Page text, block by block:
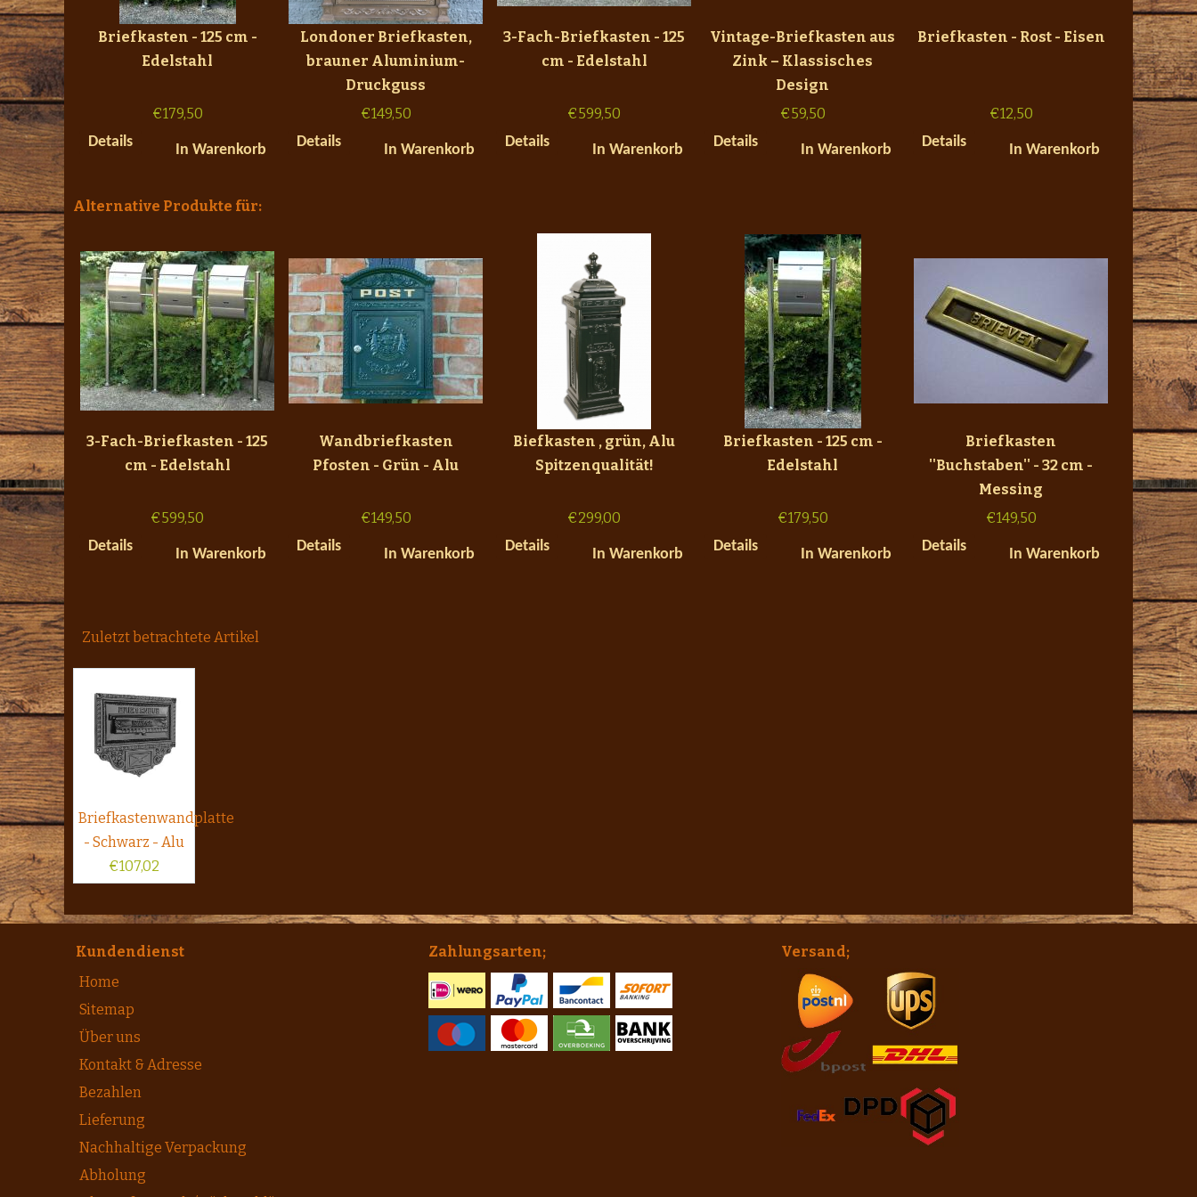
Briefkasten - 125 cm -
Edelstahl
€179,50
Details
In Warenkorb
Londoner Briefkasten,
brauner Aluminium-
Druckguss
€149,50
Details
In Warenkorb
3-Fach-Briefkasten - 125
cm - Edelstahl
€599,50
Details
In Warenkorb
Vintage-Briefkasten aus
Zink – Klassisches
Design
€59,50
Details
In Warenkorb
Briefkasten - Rost - Eisen
€12,50
Details
In Warenkorb
Alternative Produkte für:
3-Fach-Briefkasten - 125
cm - Edelstahl
€599,50
Details
In Warenkorb
Wandbriefkasten
Pfosten - Grün - Alu
€149,50
Details
In Warenkorb
Biefkasten , grün, Alu
Spitzenqualität!
€299,00
Details
In Warenkorb
Briefkasten - 125 cm -
Edelstahl
€179,50
Details
In Warenkorb
Briefkasten
''Buchstaben'' - 32 cm -
Messing
€149,50
Details
In Warenkorb
Zuletzt betrachtete Artikel
Briefkastenwandplatte
- Schwarz - Alu
€107,02
Kundendienst
Home
Sitemap
Über uns
Kontakt & Adresse
Bezahlen
Lieferung
Nachhaltige Verpackung
Abholung
Zahlungsarten; Versand;